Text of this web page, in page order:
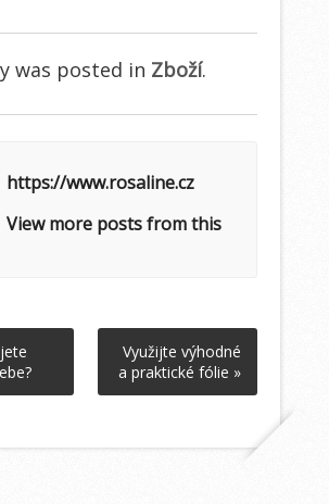
was posted in Zboží.
https://www.rosaline.cz
View more posts from this
Využijte výhodné
a praktické fólie »